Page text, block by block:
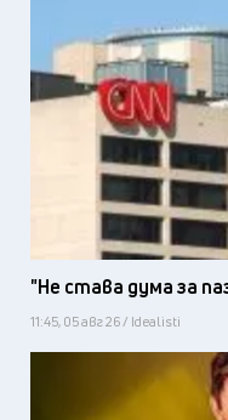
"Не става дума за
11:45, 05 авг 26 / Idealisti